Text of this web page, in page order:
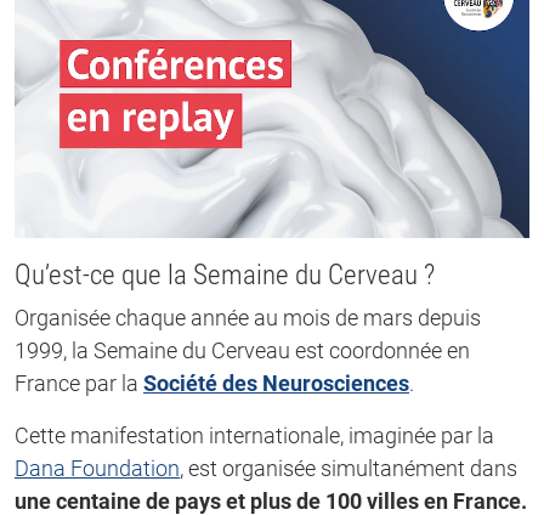
Qu’est-ce que la Semaine du Cerveau ?
Organisée chaque année au mois de mars depuis
1999, la Semaine du Cerveau est coordonnée en
France par la Société des Neurosciences.
Cette manifestation internationale, imaginée par la
Dana Foundation, est organisée simultanément dans
une centaine de pays et plus de 100 villes en France.